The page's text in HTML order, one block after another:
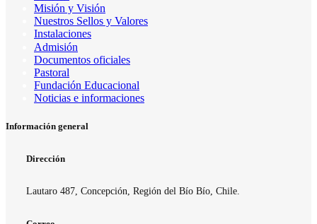
Misión y Visión
Nuestros Sellos y Valores
Instalaciones
Admisión
Documentos oficiales
Pastoral
Fundación Educacional
Noticias e informaciones
Información general
Dirección
Lautaro 487, Concepción, Región del Bío Bío, Chile.